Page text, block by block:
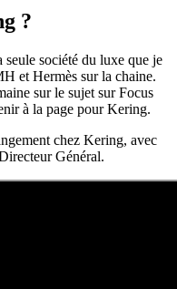
?
seule société du luxe que je
et Hermès sur la chaine.
sur le sujet sur Focus
à la page pour Kering.
chez Kering, avec
Général.